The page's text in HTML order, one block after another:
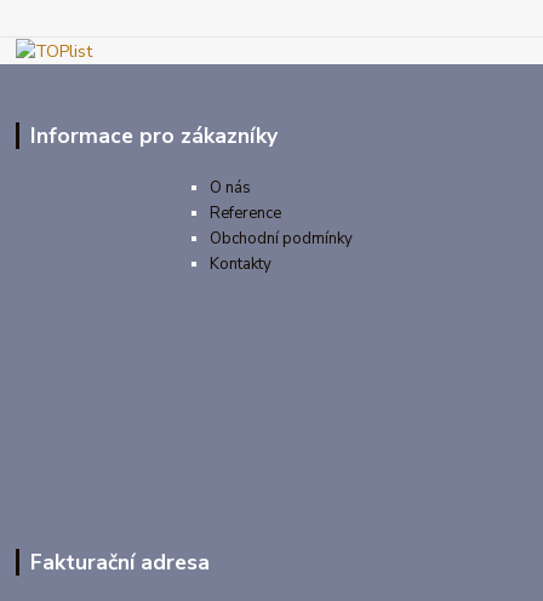
Informace pro zákazníky
O nás
Reference
Obchodní podmínky
Kontakty
Fakturační adresa